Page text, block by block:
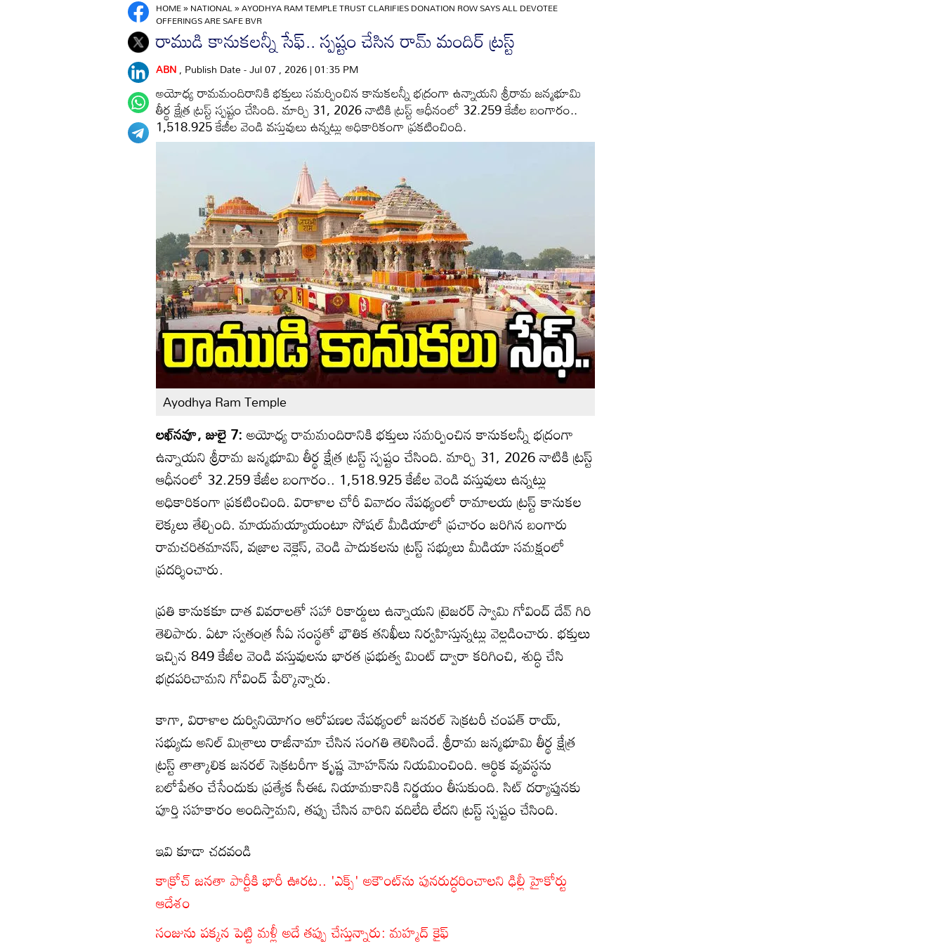
HOME»NATIONAL»AYODHYA RAM TEMPLE TRUST CLARIFIES DONATION ROW SAYS ALL DEVOTEE
OFFERINGS ARE SAFE BVR
రాముడి కానుకలన్నీ సేఫ్.. స్పష్టం చేసిన రామ్ మందిర్ ట్రస్ట్
ABN, Publish Date - Jul 07 , 2026 | 01:35 PM
అయోధ్య రామమందిరానికి భక్తులు సమర్పించిన కానుకలన్నీ భద్రంగా ఉన్నాయని శ్రీరామ జన్మభూమి
తీర్థ క్షేత్ర ట్రస్ట్ స్పష్టం చేసింది. మార్చి 31, 2026 నాటికి ట్రస్ట్ ఆధీనంలో 32.259 కేజీల బంగారం..
1,518.925 కేజీల వెండి వస్తువులు ఉన్నట్లు అధికారికంగా ప్రకటించింది.
Ayodhya Ram Temple
లఖ్‌నవూ, జులై 7:అయోధ్య రామమందిరానికి భక్తులు సమర్పించిన కానుకలన్నీ భద్రంగా
ఉన్నాయని శ్రీరామ జన్మభూమి తీర్థ క్షేత్ర ట్రస్ట్ స్పష్టం చేసింది. మార్చి 31, 2026 నాటికి ట్రస్ట్
ఆధీనంలో 32.259 కేజీల బంగారం.. 1,518.925 కేజీల వెండి వస్తువులు ఉన్నట్లు
అధికారికంగా ప్రకటించింది. విరాళాల చోరీ వివాదం నేపథ్యంలో రామాలయ ట్రస్ట్ కానుకల
లెక్కలు తేల్చింది. మాయమయ్యాయంటూ సోషల్ మీడియాలో ప్రచారం జరిగిన బంగారు
రామచరితమానస్, వజ్రాల నెక్లెస్, వెండి పాదుకలను ట్రస్ట్ సభ్యులు మీడియా సమక్షంలో
ప్రదర్శించారు.
ప్రతి కానుకకూ దాత వివరాలతో సహా రికార్డులు ఉన్నాయని ట్రెజరర్ స్వామి గోవింద్ దేవ్ గిరి
తెలిపారు. ఏటా స్వతంత్ర సీఏ సంస్థతో భౌతిక తనిఖీలు నిర్వహిస్తున్నట్లు వెల్లడించారు. భక్తులు
ఇచ్చిన 849 కేజీల వెండి వస్తువులను భారత ప్రభుత్వ మింట్ ద్వారా కరిగించి, శుద్ధి చేసి
భద్రపరిచామని గోవింద్ పేర్కొన్నారు.
కాగా, విరాళాల దుర్వినియోగం ఆరోపణల నేపథ్యంలో జనరల్ సెక్రటరీ చంపత్ రాయ్,
సభ్యుడు అనిల్ మిశ్రాలు రాజీనామా చేసిన సంగతి తెలిసిందే. శ్రీరామ జన్మభూమి తీర్థ క్షేత్ర
ట్రస్ట్ తాత్కాలిక జనరల్ సెక్రటరీగా కృష్ణ మోహన్‌ను నియమించింది. ఆర్థిక వ్యవస్థను
బలోపేతం చేసేందుకు ప్రత్యేక సీఈఓ నియామకానికి నిర్ణయం తీసుకుంది. సిట్ దర్యాప్తునకు
పూర్తి సహకారం అందిస్తామని, తప్పు చేసిన వారిని వదిలేది లేదని ట్రస్ట్ స్పష్టం చేసింది.
ఇవి కూడా చదవండి
కాక్రోచ్ జనతా పార్టీకి భారీ ఊరట.. 'ఎక్స్' అకౌంట్‌ను పునరుద్ధరించాలని ఢిల్లీ హైకోర్టు
ఆదేశం
సంజును పక్కన పెట్టి మళ్లీ అదే తప్పు చేస్తున్నారు: మహ్మద్ కైఫ్